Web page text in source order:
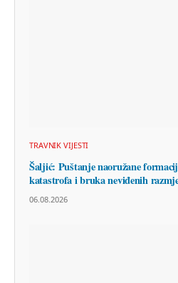
TRAVNIK VIJESTI
Šaljić: Puštanje naoružane
katastrofa i bruka neviđenih
06.08.2026